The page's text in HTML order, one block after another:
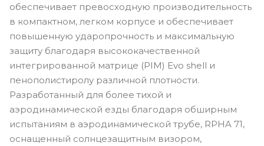
обеспечивает превосходную производительность
в компактном, легком корпусе и обеспечивает
повышенную ударопрочность и максимальную
защиту благодаря высококачественной
интегрированной матрице (PIM) Evo shell и
пенополистиролу различной плотности.
Разработанный для более тихой и
аэродинамической езды благодаря обширным
испытаниям в аэродинамической трубе, RPHA 71,
оснащенный солнцезащитным визором,